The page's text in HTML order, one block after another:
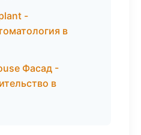
-
в
Фасад -
в